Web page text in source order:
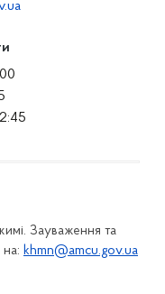
Зауваження та
khmn@amcu.gov.ua